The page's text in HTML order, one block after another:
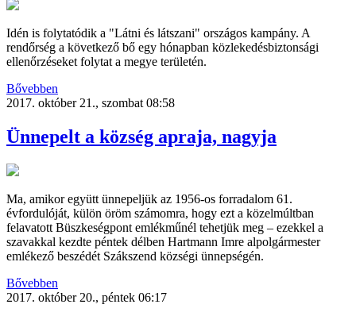
Idén is folytatódik a "Látni és látszani" országos kampány. A
rendőrség a következő bő egy hónapban közlekedésbiztonsági
ellenőrzéseket folytat a megye területén.
Bővebben
2017. október 21., szombat 08:58
Ünnepelt a község apraja, nagyja
Ma, amikor együtt ünnepeljük az 1956-os forradalom 61.
évfordulóját, külön öröm számomra, hogy ezt a közelmúltban
felavatott Büszkeségpont emlékműnél tehetjük meg – ezekkel a
szavakkal kezdte péntek délben Hartmann Imre alpolgármester
emlékező beszédét Szákszend községi ünnepségén.
Bővebben
2017. október 20., péntek 06:17